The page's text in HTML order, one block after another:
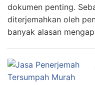
dokumen penting.
diterjemahkan oleh
banyak alasan